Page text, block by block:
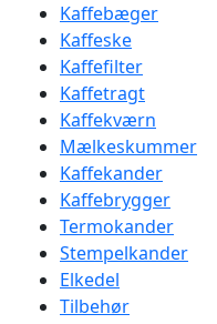
Kaffebæger
Kaffeske
Kaffefilter
Kaffetragt
Kaffekværn
Mælkeskummer
Kaffekander
Kaffebrygger
Termokander
Stempelkander
Elkedel
Tilbehør